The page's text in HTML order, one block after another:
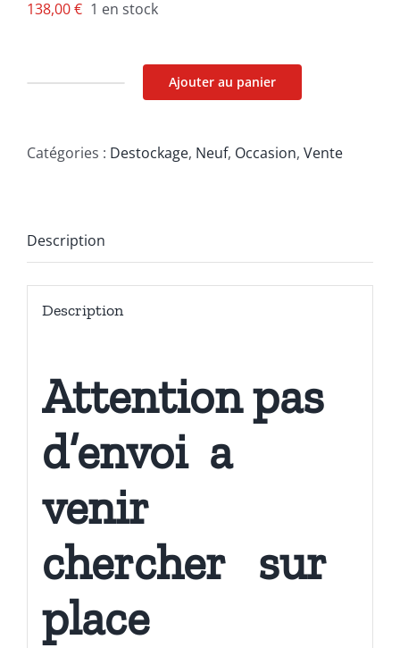
138,00€ 1 en stock
PRODUIT
DWX3702
pour
Pioneer
Ajouter au panier
Catégories : Destockage, Neuf, Occasion, Vente
Description
Description
Attention pas
d’envoi a
venir
chercher sur
place